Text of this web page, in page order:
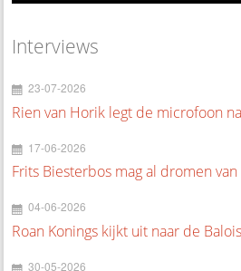
Interviews
23-07-2026
Rien van Horik legt de microfoon
17-06-2026
Frits Biesterbos mag al dromen van
04-06-2026
Roan Konings kijkt uit naar de
30-05-2026